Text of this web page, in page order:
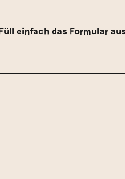
Füll einfach das Formular